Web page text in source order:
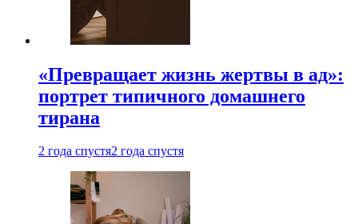
«Превращает жизнь жертвы в ад»:
портрет типичного домашнего
тирана
2 года спустя2 года спустя